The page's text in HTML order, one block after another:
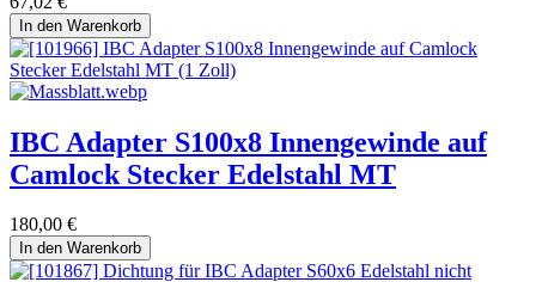
In den Warenkorb
IBC Adapter S100x8 Innengewinde auf
Camlock Stecker Edelstahl MT
180,00 €
In den Warenkorb